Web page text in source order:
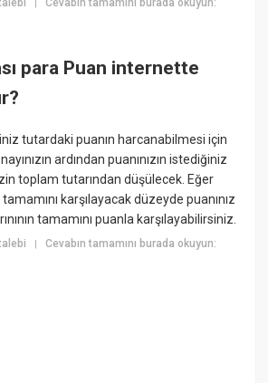
|Cevabın tamamını burada okuyun:
para Puan internette
tutardaki puanın harcanabilmesi için
ardından puanınızın istediğiniz
toplam tutarından düşülecek. Eğer
tamamını karşılayacak düzeyde puanınız
tamamını puanla karşılayabilirsiniz.
|Cevabın tamamını burada okuyun: